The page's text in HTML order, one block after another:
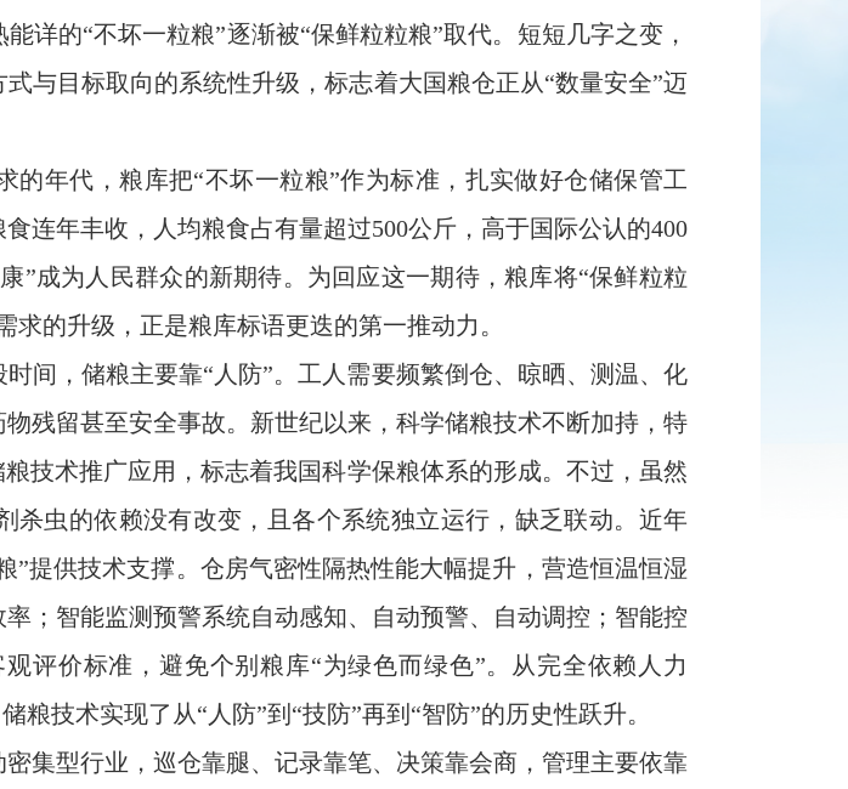
详的“不坏一粒粮”逐渐被“保鲜粒粒粮”取代。短短几字之变，
与目标取向的系统性升级，标志着大国粮仓正从“数量安全”迈
年代，粮库把“不坏一粒粮”作为标准，扎实做好仓储保管工
连年丰收，人均粮食占有量超过500公斤，高于国际公认的400
”成为人民群众的新期待。为回应这一期待，粮库将“保鲜粒粒
的升级，正是粮库标语更迭的第一推动力。
间，储粮主要靠“人防”。工人需要频繁倒仓、晾晒、测温、化
残留甚至安全事故。新世纪以来，科学储粮技术不断加持，特
技术推广应用，标志着我国科学保粮体系的形成。不过，虽然
虫的依赖没有改变，且各个系统独立运行，缺乏联动。近年
”提供技术支撑。仓房气密性隔热性能大幅提升，营造恒温恒湿
；智能监测预警系统自动感知、自动预警、自动调控；智能控
评价标准，避免个别粮库“为绿色而绿色”。从完全依赖人力
技术实现了从“人防”到“技防”再到“智防”的历史性跃升。
集型行业，巡仓靠腿、记录靠笔、决策靠会商，管理主要依靠